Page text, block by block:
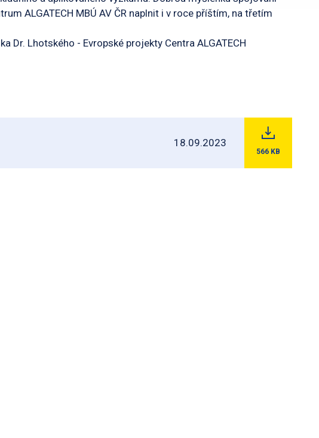
ALGATECH MBÚ AV ČR naplnit i v roce příštím, na třetím
Dr. Lhotského - Evropské projekty Centra ALGATECH
18.09.2023
566 KB